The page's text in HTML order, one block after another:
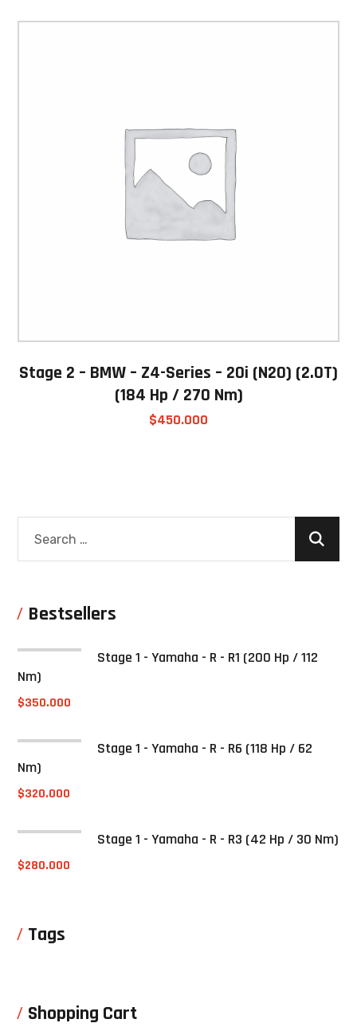
Stage 2 – BMW – Z4-Series – 20i (N20) (2.0T)
(184 Hp / 270 Nm)
$450.000
Bestsellers
Stage 1 - Yamaha - R - R1 (200 Hp / 112
Nm)
$350.000
Stage 1 - Yamaha - R - R6 (118 Hp / 62
Nm)
$320.000
Stage 1 - Yamaha - R - R3 (42 Hp / 30 Nm)
$280.000
Tags
Shopping Cart